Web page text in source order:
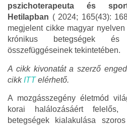
pszichoterapeuta és
Hetilapban ( 2024; 165(43):
megjelent cikke magyar
krónikus betegségek és
összefüggéseinek tekintetében.
A cikk kivonatát a szerző
cikk ITTelérhető.
A mozgásszegény életmód
korai halálozásáért
betegségek kialakulása